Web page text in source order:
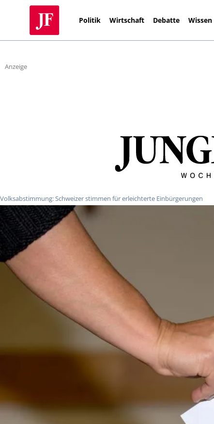
Politik Wirtschaft Debatte Wissen
Anzeige
Volksabstimmung: Schweizer stimmen für erleichterte Einbürgerungen